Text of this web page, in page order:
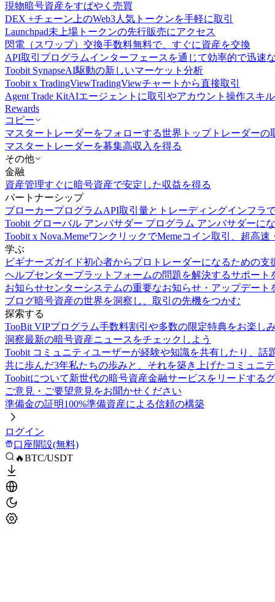
現物暗号資産をすばやく売買
DEX +チェーン上のWeb3人気トークンを手軽に取引
Launchpad未上場トークンの先行販売にアクセス
閃電（スワップ）交換手数料無料で、すぐに資産を交換
API取引 プログラムインターフェースを通じて効率的で迅速
Toobit SynapseAI駆動の新しいマーケット分析
Toobit x TradingViewTradingViewチャートから直接取引
Agent Trade KitAIエージェントに取引やアカウント操作スキ
Rewards
コピー
マスタートレーダーをフォローする世界トップトレーダーの
マスタートレーダーを募集高収入を得る
その他
金融
資産管理すぐに暗号資産で安定した収益を得る
パートナーシップ
ブローカープログラムAPI取引量とトレーディングインフラ
Toobit グローバル アンバサダー プログラム アンバサダーに
Toobit x Nova.MemeワンクリックでMemeコイン取引、超高
学ぶ
ビギナーズガイド初心者からプロトレーダーになるための支
ヘルプセンタープラットフォームの問題を解決するサポート
お知らせセンターシステムの重要なお知らせ・アップデート
ブログ暗号資産の世界を洞察し、取引の先機をつかむ
探索する
TooBit VIPプログラム手数料割引や多数の限定特典をお楽し
洞察最新の暗号資産ニュースをチェックしよう
Toobit コミュニティユーザーが経験や知識を共有したり、話
共に歩んだ3年私たちの歩みと、それを築き上げたコミュニ
Toobitについて新世代の暗号資産金融サービスをリードする
ご意見・ご要望意見をお聞かせください
準備金の証明100%準備資産による信頼の構築
ログイン
口座開設(無料)
🔥BTC/USDT